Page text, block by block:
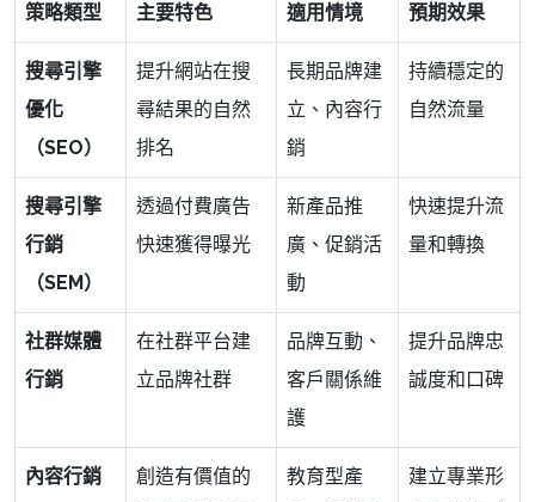
策略類型 主要特色 適用情境 預期效果
搜尋引擎
優化
（SEO）
提升網站在搜
尋結果的自然
排名
長期品牌建
立、內容行
銷
持續穩定的
自然流量
搜尋引擎
行銷
（SEM）
透過付費廣告
快速獲得曝光
新產品推
廣、促銷活
動
快速提升流
量和轉換
社群媒體
行銷
在社群平台建
立品牌社群
品牌互動、
客戶關係維
護
提升品牌忠
誠度和口碑
內容行銷
創造有價值的
教育型產
建立專業形